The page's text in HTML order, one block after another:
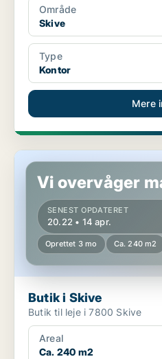
Område
Skive
Type
Kontor
Mere
Butik i Skive
Vi overvåger
SENEST OPDATERET
20.22 • 14 apr.
Oprettet 3 mo Ca. 240 m2
Butik i Skive
Butik til leje i 7800 Skive
Areal
Ca. 240 m2